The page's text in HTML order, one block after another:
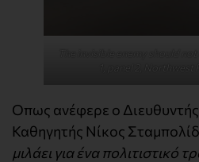
Οπως ανέφερε ο
Καθηγητής Νίκος
μιλάει για ένα πολιτιστικό